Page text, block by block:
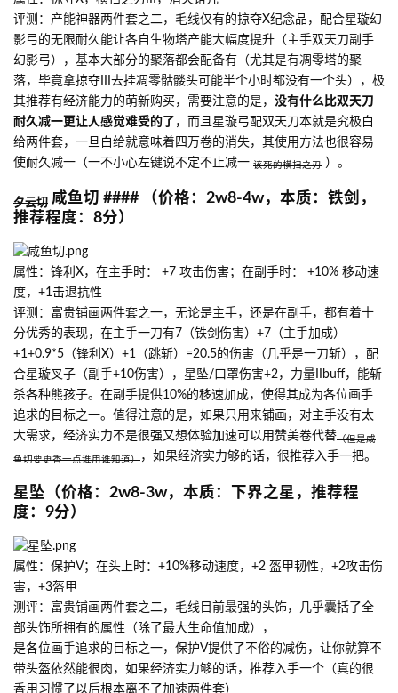
评测：产能神器两件套之二，毛线仅有的掠夺X纪念品，配合星璇幻
影弓的无限耐久能让各自生物塔产能大幅度提升（主手双天刀副手
幻影弓），基本大部分的聚落都会配备有（尤其是有凋零塔的聚
落，毕竟拿掠夺III去挂凋零骷髅头可能半个小时都没有一个头），极
其推荐有经济能力的萌新购买，需要注意的是， 没有什么比双天刀
耐久减一更让人感觉难受的了 ，而且星璇弓配双天刀本就是究极白
给两件套，一旦白给就意味着四万卷的消失，其使用方法也很容易
使耐久减一（一不小心左键说不定不止减一 该死的横扫之刃 ）。
夕云切 咸鱼切 #### （价格：2w8-4w，本质：铁剑，
推荐程度：8分）
属性：锋利X，在主手时： +7 攻击伤害；在副手时： +10% 移动速
度，+1击退抗性
评测：富贵铺画两件套之一，无论是主手，还是在副手，都有着十
分优秀的表现，在主手一刀有7（铁剑伤害）+7（主手加成）
+1+0.9*5（锋利X）+1（跳斩）=20.5的伤害（几乎是一刀斩），配
合星璇叉子（副手+10伤害），星坠/口罩伤害+2，力量IIbuff，能斩
杀各种熊孩子。在副手提供10%的移速加成，使得其成为各位画手
追求的目标之一。值得注意的是，如果只用来铺画，对主手没有太
大需求，经济实力不是很强又想体验加速可以用赞美卷代替（但是咸
鱼切要更香一点谁用谁知道） ，如果经济实力够的话，很推荐入手一把。
星坠（价格：2w8-3w，本质：下界之星，推荐程
度：9分）
属性：保护V；在头上时：+10%移动速度，+2 盔甲韧性，+2攻击伤
害，+3盔甲
测评：富贵铺画两件套之二，毛线目前最强的头饰，几乎囊括了全
部头饰所拥有的属性（除了最大生命值加成），
是各位画手追求的目标之一，保护V提供了不俗的减伤，让你就算不
带头盔依然能很肉，如果经济实力够的话，推荐入手一个（真的很
香用习惯了以后根本离不了加速两件套）